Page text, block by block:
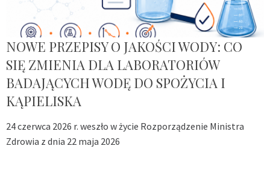
NOWE PRZEPISY O JAKOŚCI WODY: CO
SIĘ ZMIENIA DLA LABORATORIÓW
BADAJĄCYCH WODĘ DO SPOŻYCIA I
KĄPIELISKA
24 czerwca 2026 r. weszło w życie Rozporządzenie Ministra
Zdrowia z dnia 22 maja 2026